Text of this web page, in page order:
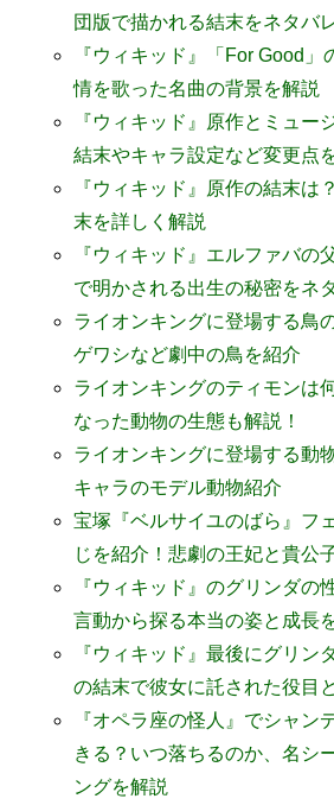
団版で描かれる結末をネタバ
『ウィキッド』「For Good
情を歌った名曲の背景を解説
『ウィキッド』原作とミュー
結末やキャラ設定など変更点
『ウィキッド』原作の結末は
末を詳しく解説
『ウィキッド』エルファバの
で明かされる出生の秘密をネ
ライオンキングに登場する鳥
ゲワシなど劇中の鳥を紹介
ライオンキングのティモンは
なった動物の生態も解説！
ライオンキングに登場する動
キャラのモデル動物紹介
宝塚『ベルサイユのばら』フ
じを紹介！悲劇の王妃と貴公
『ウィキッド』のグリンダの
言動から探る本当の姿と成長
『ウィキッド』最後にグリン
の結末で彼女に託された役目
『オペラ座の怪人』でシャン
きる？いつ落ちるのか、名シ
ングを解説